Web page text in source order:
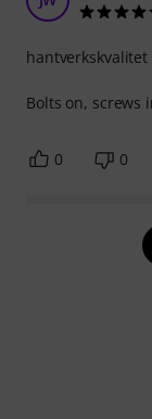
Bolts on, screws
hantverkskvalitet
0 0